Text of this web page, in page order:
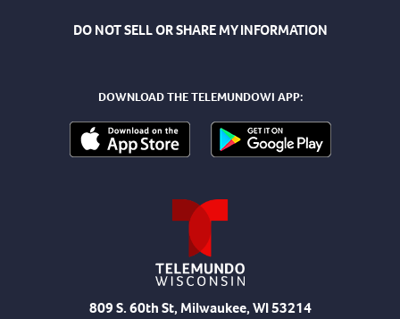
DO NOT SELL OR SHARE MY INFORMATION
DOWNLOAD THE TELEMUNDOWI APP:
809 S. 60th St, Milwaukee, WI 53214